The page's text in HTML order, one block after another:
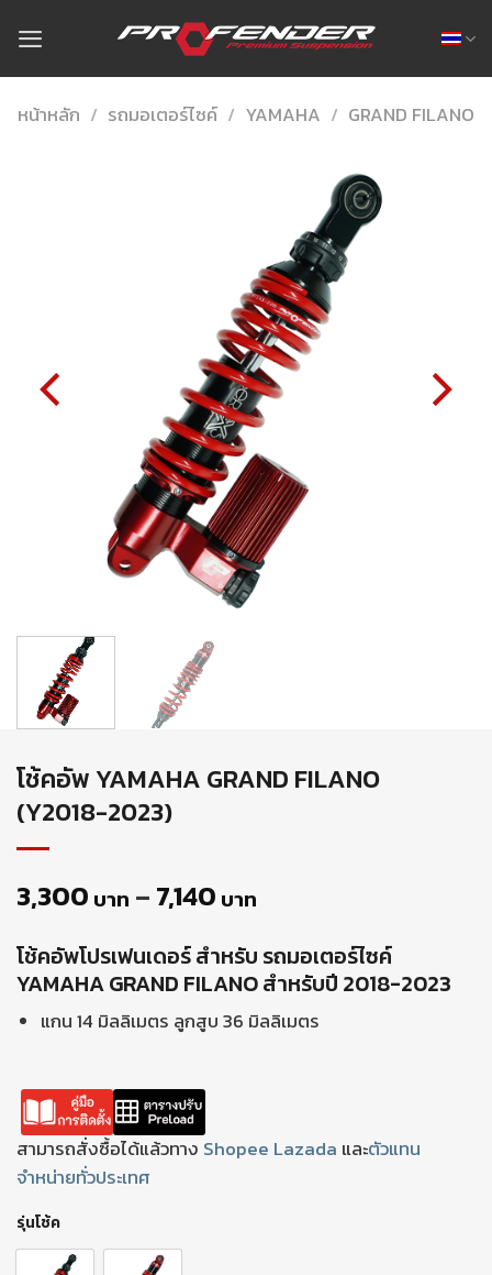
content
หน้าหลัก / รถมอเตอร์ไซค์ / YAMAHA / GRAND FILANO
โช้คอัพ YAMAHA GRAND FILANO
(Y2018-2023)
3,300 บาท –7,140 บาท
โช้คอัพโปรเฟนเดอร์ สำหรับ รถมอเตอร์ไซค์
YAMAHA GRAND FILANO สำหรับปี 2018-2023
แกน 14 มิลลิเมตร ลูกสูบ 36 มิลลิเมตร
สามารถสั่งซื้อได้แล้วทาง Shopee Lazada และตัวแทน
จำหน่ายทั่วประเทศ
รุ่นโช้ค